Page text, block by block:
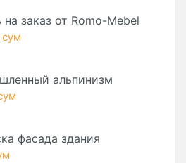
заказ от Romo-Mebel
сум
альпинизм
фасада здания